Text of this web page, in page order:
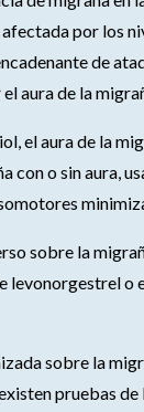
por los
de
aura de la
el aura de la
o sin aura,
sobre la
o
sobre la
pruebas